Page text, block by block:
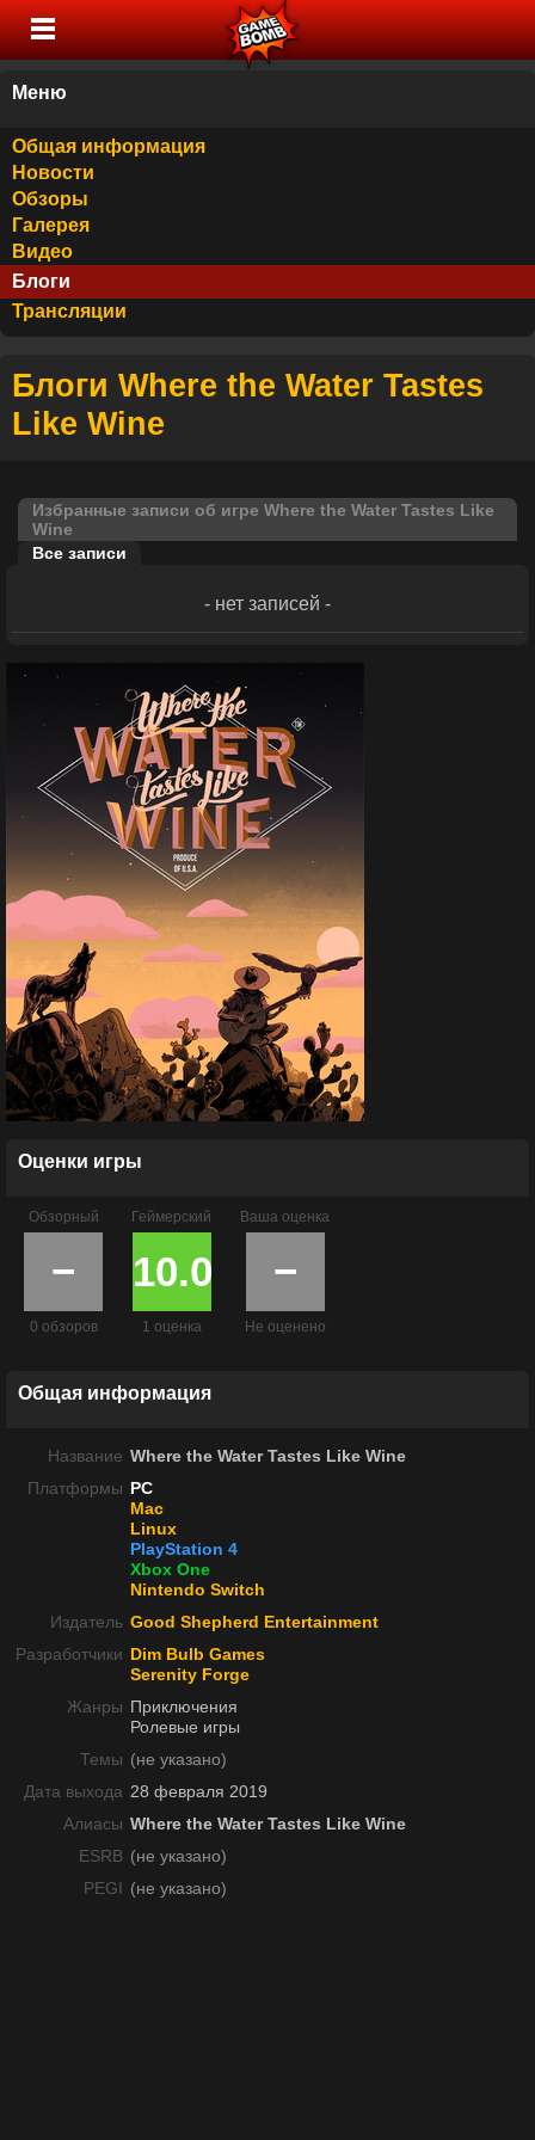
Меню
Общая информация
Новости
Обзоры
Галерея
Видео
Блоги
Трансляции
Блоги Where the Water Tastes
Like Wine
Избранные записи об игре Where the Water Tastes Like
Wine
Все записи
- нет записей -
Оценки игры
Обзорный
−
0 обзоров
Геймерский
10.0
1 оценка
Ваша оценка
−
Не оценено
Общая информация
Название Where the Water Tastes Like Wine
Платформы PC
Mac
Linux
PlayStation 4
Xbox One
Nintendo Switch
Издатель Good Shepherd Entertainment
Разработчики Dim Bulb Games
Serenity Forge
Жанры Приключения
Ролевые игры
Темы (не указано)
Дата выхода 28 февраля 2019
Алиасы Where the Water Tastes Like Wine
ESRB (не указано)
PEGI (не указано)